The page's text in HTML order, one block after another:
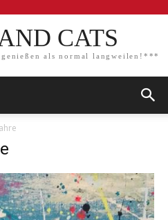
CATS
als normal langweilen!***